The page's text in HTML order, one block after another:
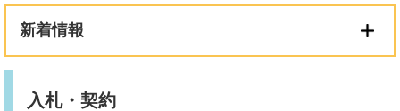
新着情報
入札・契約